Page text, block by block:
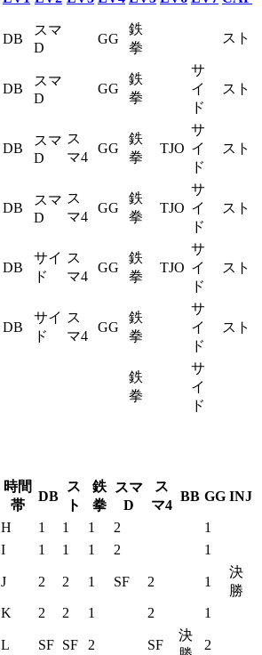
DB
スマ
D
GG
鉄
拳
スト
DB
スマ
D
GG
鉄
拳
サ
イ
ド
スト
DB
スマ
D
ス
マ4
GG
鉄
拳
TJO
サ
イ
ド
スト
DB
スマ
D
ス
マ4
GG
鉄
拳
TJO
サ
イ
ド
スト
DB
サイ
ド
ス
マ4
GG
鉄
拳
TJO
サ
イ
ド
スト
DB
サイ
ド
ス
マ4
GG
鉄
拳
サ
イ
ド
スト
鉄
拳
サ
イ
ド
時間
帯
DB
ス
ト
鉄
拳
スマ
D
ス
マ4
BB GG INJ
H 1 1 1 2
1
I 1 1 1 2 1
J 2 2 1 SF 2 1
決
勝
K 2 2 1 2 1
L SF SF 2 SF
決
2